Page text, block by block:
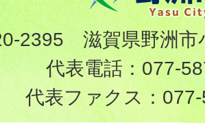
2395 滋賀県野洲市
代表電話： 077-
代表ファクス：